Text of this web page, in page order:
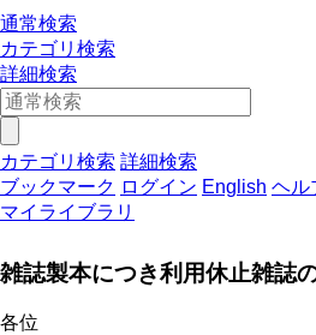
通常検索
カテゴリ検索
詳細検索
カテゴリ検索 詳細検索
ブックマーク ログイン English ヘル
マイライブラリ
雑誌製本につき利用休止雑誌
各位